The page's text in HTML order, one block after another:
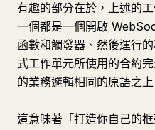
有趣的部分在於，上述的
一個都是一個開啟
函數和觸發器、然後運行
式工作單元所使用的合約
的業務邏輯相同的原語之上
這意味著「打造你自己的